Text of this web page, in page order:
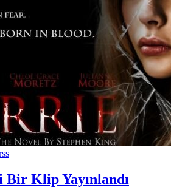
Bir Klip Yayınlandı